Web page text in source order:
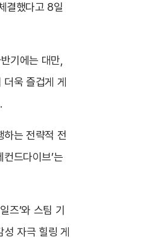
결했다고 8일
기에는 대만,
욱 즐겁게 게
하는 전략적 전
드다이브’는
즈’와 스팀 기
성 자극 힐링 게